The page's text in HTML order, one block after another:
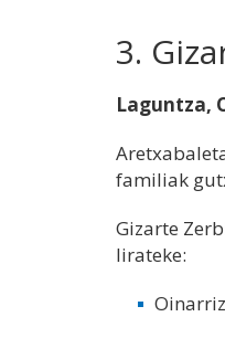
3.
Laguntza,
familiak
Gizarte
lirateke: